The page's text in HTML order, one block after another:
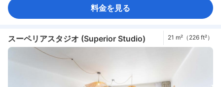
料金を見る
スーペリアスタジオ (Superior Studio) 21 m²（226 ft²）